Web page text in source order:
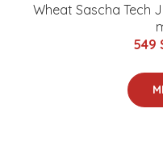
Wheat Sascha Tech
549